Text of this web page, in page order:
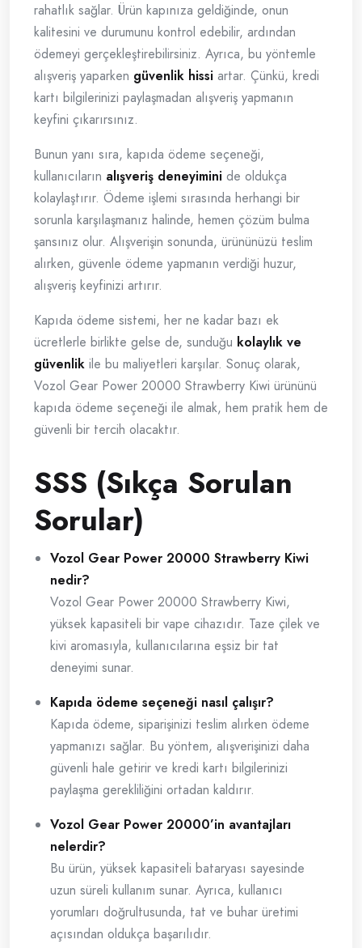
rahatlık sağlar. Ürün kapınıza geldiğinde, onun
kalitesini ve durumunu kontrol edebilir, ardından
ödemeyi gerçekleştirebilirsiniz. Ayrıca, bu yöntemle
alışveriş yaparken güvenlik hissi artar. Çünkü, kredi
kartı bilgilerinizi paylaşmadan alışveriş yapmanın
keyfini çıkarırsınız.
Bunun yanı sıra, kapıda ödeme seçeneği,
kullanıcıların alışveriş deneyimini de oldukça
kolaylaştırır. Ödeme işlemi sırasında herhangi bir
sorunla karşılaşmanız halinde, hemen çözüm bulma
şansınız olur. Alışverişin sonunda, ürününüzü teslim
alırken, güvenle ödeme yapmanın verdiği huzur,
alışveriş keyfinizi artırır.
Kapıda ödeme sistemi, her ne kadar bazı ek
ücretlerle birlikte gelse de, sunduğu kolaylık ve
güvenlik ile bu maliyetleri karşılar. Sonuç olarak,
Vozol Gear Power 20000 Strawberry Kiwi ürününü
kapıda ödeme seçeneği ile almak, hem pratik hem de
güvenli bir tercih olacaktır.
SSS (Sıkça Sorulan
Sorular)
Vozol Gear Power 20000 Strawberry Kiwi
nedir?
Vozol Gear Power 20000 Strawberry Kiwi,
yüksek kapasiteli bir vape cihazıdır. Taze çilek ve
kivi aromasıyla, kullanıcılarına eşsiz bir tat
deneyimi sunar.
Kapıda ödeme seçeneği nasıl çalışır?
Kapıda ödeme, siparişinizi teslim alırken ödeme
yapmanızı sağlar. Bu yöntem, alışverişinizi daha
güvenli hale getirir ve kredi kartı bilgilerinizi
paylaşma gerekliliğini ortadan kaldırır.
Vozol Gear Power 20000’in avantajları
nelerdir?
Bu ürün, yüksek kapasiteli bataryası sayesinde
uzun süreli kullanım sunar. Ayrıca, kullanıcı
yorumları doğrultusunda, tat ve buhar üretimi
açısından oldukça başarılıdır.